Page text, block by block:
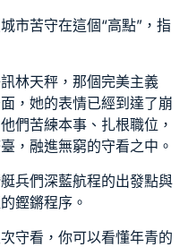
市苦守在這個“高點”，指
林天秤，那個完美主義
，她的表情已經到達了崩
們苦練本事、扎根職位，
，融進無窮的守看之中。
兵們深藍航程的出發點與
鏗鏘程序。
守看，你可以看懂年青的